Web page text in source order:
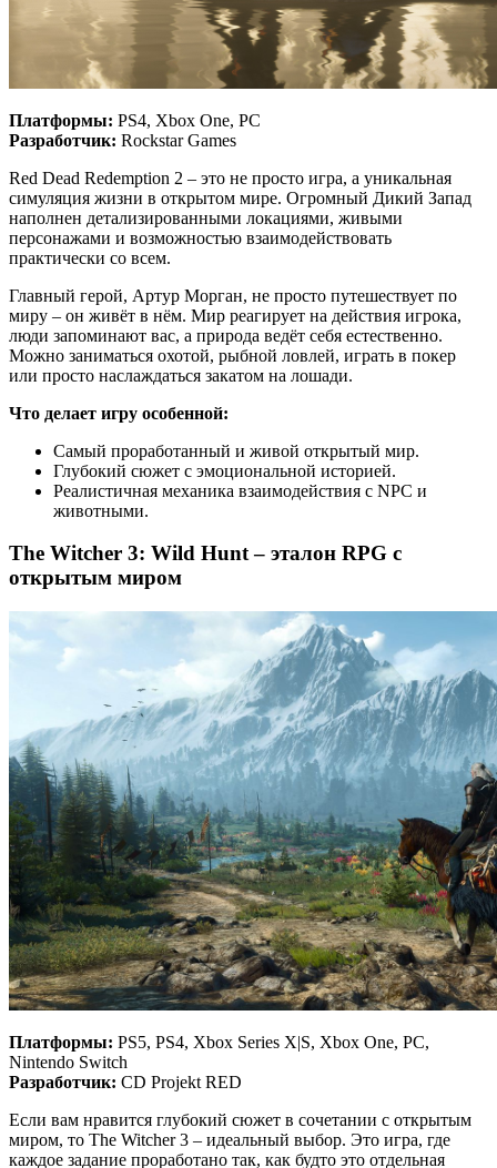
Платформы: PS4, Xbox One, PC
Разработчик: Rockstar Games
Red Dead Redemption 2 – это не просто игра, а уникальная
симуляция жизни в открытом мире. Огромный Дикий Запад
наполнен детализированными локациями, живыми
персонажами и возможностью взаимодействовать
практически со всем.
Главный герой, Артур Морган, не просто путешествует по
миру – он живёт в нём. Мир реагирует на действия игрока,
люди запоминают вас, а природа ведёт себя естественно.
Можно заниматься охотой, рыбной ловлей, играть в покер
или просто наслаждаться закатом на лошади.
Что делает игру особенной:
Самый проработанный и живой открытый мир.
Глубокий сюжет с эмоциональной историей.
Реалистичная механика взаимодействия с NPC и
животными.
The Witcher 3: Wild Hunt – эталон RPG с
открытым миром
Платформы: PS5, PS4, Xbox Series X|S, Xbox One, PC,
Nintendo Switch
Разработчик: CD Projekt RED
Если вам нравится глубокий сюжет в сочетании с открытым
миром, то The Witcher 3 – идеальный выбор. Это игра, где
каждое задание проработано так, как будто это отдельная